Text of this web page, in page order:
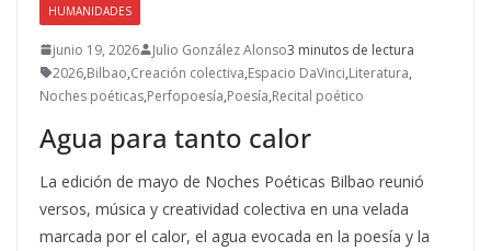
HUMANIDADES
junio 19, 2026 Julio González Alonso3 minutos de lectura
2026,Bilbao,Creación colectiva,Espacio DaVinci,Literatura,
Noches poéticas,Perfopoesía,Poesía,Recital poético
Agua para tanto calor
La edición de mayo de Noches Poéticas Bilbao reunió
versos, música y creatividad colectiva en una velada
marcada por el calor, el agua evocada en la poesía y la